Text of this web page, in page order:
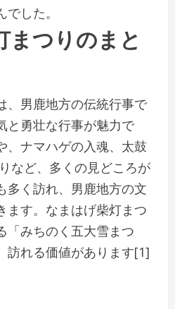
した。
まつりのまと
、男鹿地方の伝統行事で
と勇壮な行事が魅力で
、ナマハゲの入魂、太鼓
など、多くの見どころが
多く訪れ、男鹿地方の文
ます。なまはげ柴灯まつ
「みちのく五大雪まつ
訪れる価値があります[1]